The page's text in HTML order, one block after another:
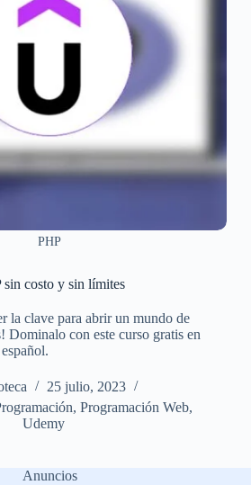
PHP
costo y sin límites
la clave para abrir un mundo de
Dominalo con este curso gratis en
español.
25 julio, 2023
,Programación Web,
Udemy
Anuncios